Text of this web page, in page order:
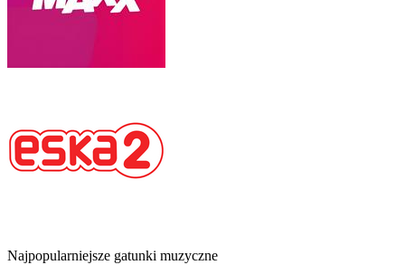
Najpopularniejsze gatunki muzyczne